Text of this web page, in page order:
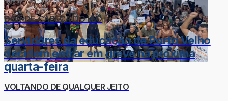
DOR-DE-CABEÇA DO LÉO
Servidores da educação de Porto Velho
decidem entrar em greve na próxima
quarta-feira
VOLTANDO DE QUALQUER JEITO